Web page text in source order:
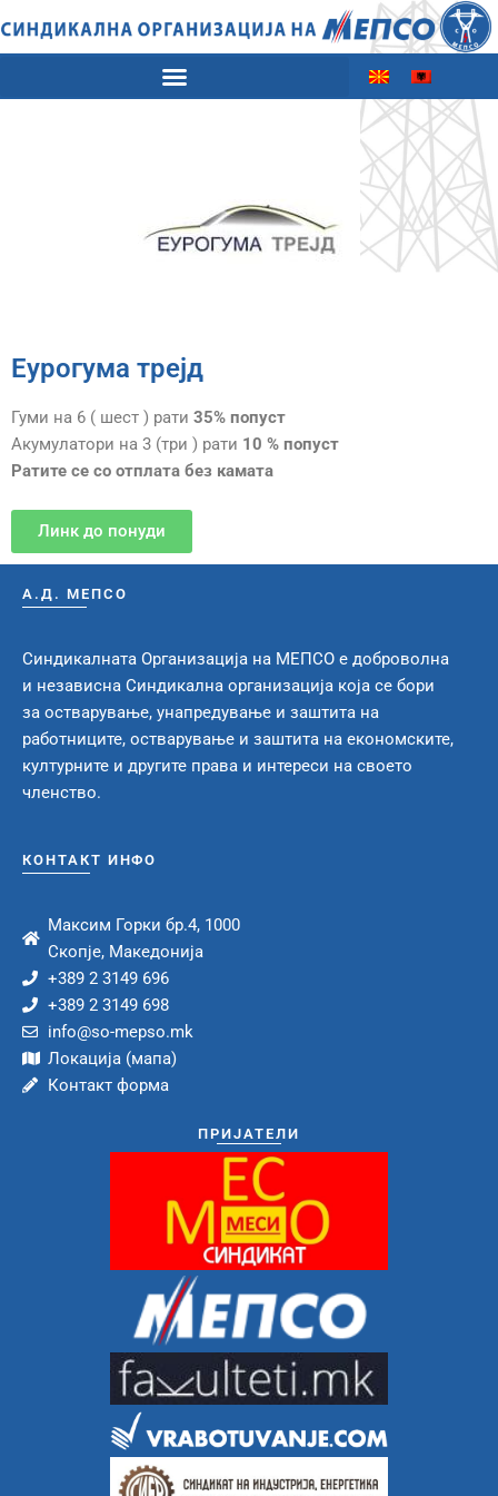
Еурогума трејд
Гуми на 6 ( шест ) рати 35% попуст
Акумулатори на 3 (три ) рати 10 % попуст
Ратите се со отплата без камата
Линк до понуди
А.Д. МЕПСО
Синдикалната Организација на МЕПСО е доброволна
и независна Синдикална организација која се бори
за остварување, унапредување и заштита на
работниците, остварување и заштита на економските,
културните и другите права и интереси на своето
членство.
КОНТАКТ ИНФО
Максим Горки бр.4, 1000
Скопје, Македонија
+389 2 3149 696
+389 2 3149 698
info@so-mepso.mk
Локација (мапа)
Контакт форма
ПРИЈАТЕЛИ